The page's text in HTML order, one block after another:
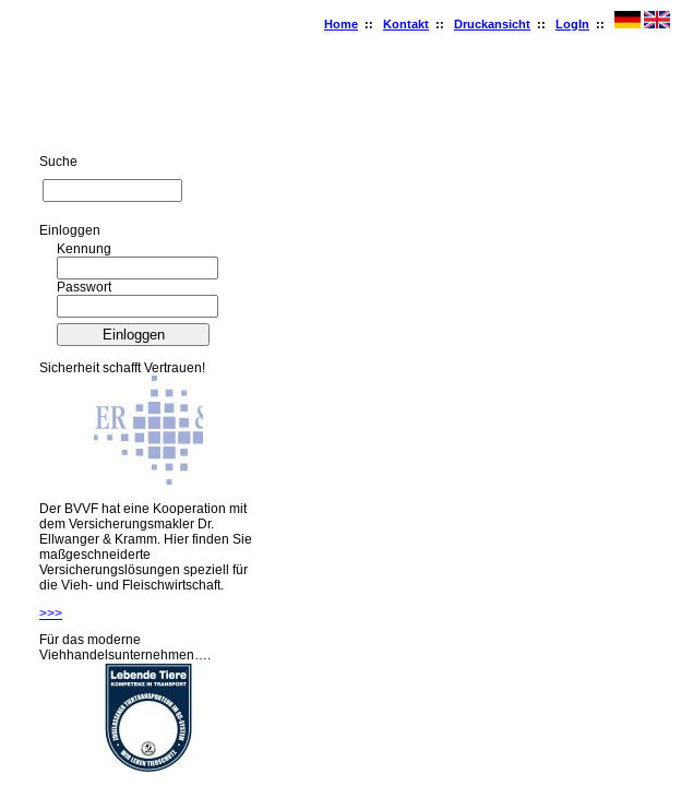
Home :: Kontakt :: Druckansicht :: LogIn ::
Suche
Ein­log­gen
Kennung
Passwort
Sicherheit schafft Vertrauen!
Der BVVF hat eine Kooperation mit
dem Versicherungsmakler Dr.
Ellwanger & Kramm. Hier finden Sie
maßgeschneiderte
Versicherungslösungen speziell für
die Vieh- und Fleischwirtschaft.
>>>
Für das moderne
Viehhandelsunternehmen….